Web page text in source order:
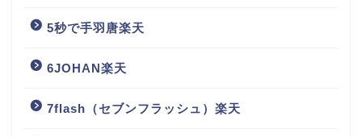
5秒で手羽唐楽天
6JOHAN楽天
7flash（セブンフラッシュ）楽天